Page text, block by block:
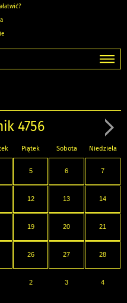
4756
Piątek Sobota Niedziela
5 6 7
12 13 14
19 20 21
26 27 28
2 3 4